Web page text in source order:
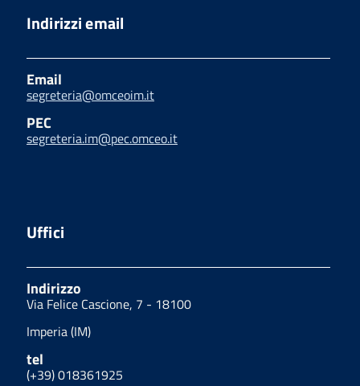
Indirizzi email
Email
segreteria@omceoim.it
PEC
segreteria.im@pec.omceo.it
Uffici
Indirizzo
Via Felice Cascione, 7 - 18100
Imperia (IM)
tel
(+39) 018361925